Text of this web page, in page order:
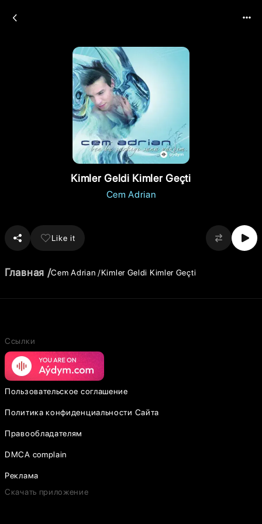
Kimler Geldi Kimler Geçti
Cem Adrian
Like it
Главная Cem Adrian Kimler Geldi Kimler Geçti
Ссылки
Пользовательское соглашение
Политика конфиденциальности Сайта
Правообладателям
DMCA complain
Реклама
Скачать приложение